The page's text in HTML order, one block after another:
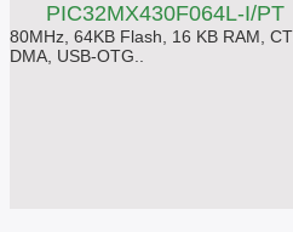
PIC32MX430F064L-I/PT
80MHz, 64KB Flash, 16 KB RAM,
DMA, USB-OTG..